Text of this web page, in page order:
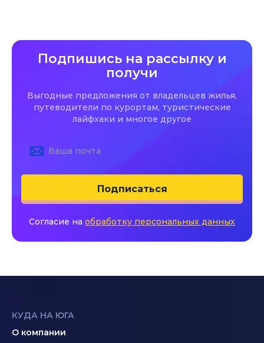
Подпишись на рассылку и
получи
Выгодные предложения от владельцев жилья,
путеводители по курортам, туристические
лайфхаки и многое другое
Подписаться
Согласие на обработку персональных данных
КУДА НА ЮГА
О компании